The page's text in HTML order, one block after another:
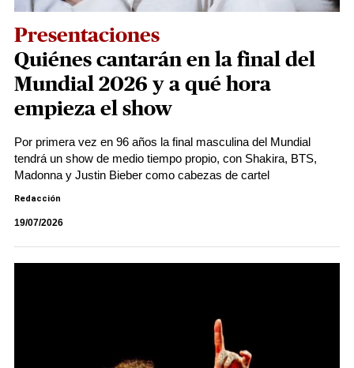
Presentaciones
Quiénes cantarán en la final del
Mundial 2026 y a qué hora
empieza el show
Por primera vez en 96 años la final masculina del Mundial
tendrá un show de medio tiempo propio, con Shakira, BTS,
Madonna y Justin Bieber como cabezas de cartel
Redacción
19/07/2026